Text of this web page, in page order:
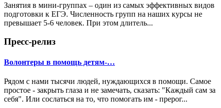
Занятия в мини-группах – один из самых эффективных видов
подготовки к ЕГЭ. Численность групп на наших курсы не
превышает 5-6 человек. При этом длитель...
Пресс-релиз
Волонтеры в помощь детям-…
Рядом с нами тысячи людей, нуждающихся в помощи. Самое
простое - закрыть глаза и не замечать, сказать: "Каждый сам за
себя". Или сослаться на то, что помогать им - прерог...